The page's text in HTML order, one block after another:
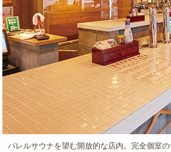
バレルサウナを望む開放的な店内。完全個室